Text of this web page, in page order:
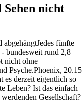
nicht
fünfte
bundesweit rund 2,8
nicht ohne
Psyche.Phoenix, 20.15
es derzeit eigentlich so
Leben? Ist das einfach
Gesellschaft?